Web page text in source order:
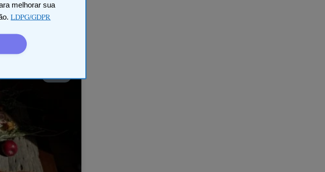
melhorar sua
LDPG/GDPR